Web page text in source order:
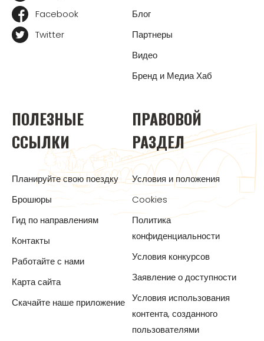
Facebook
Twitter
Блог
Партнеры
Видео
Бренд и Медиа Хаб
ПОЛЕЗНЫЕ
ССЫЛКИ
Планируйте свою поездку
Брошюры
Гид по направлениям
Контакты
Работайте с нами
Карта сайта
Скачайте наше приложение
ПРАВОВОЙ
РАЗДЕЛ
Условия и положения
Cookies
Политика
конфиденциальности
Условия конкурсов
Заявление о доступности
Условия использования
контента, созданного
пользователями